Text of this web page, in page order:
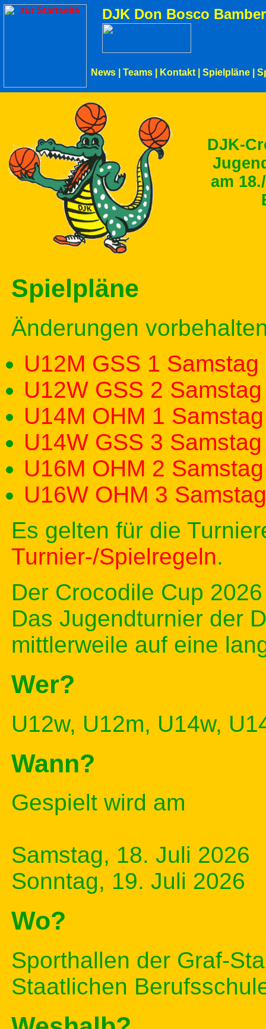
DJK Don Bosco
News Teams Kontakt Spielpläne
DJK-
am
Spielpläne
Änderungen
U12M GSS 1
U12W GSS 2
U14M OHM 1
U14W GSS 3
U16M OHM 2
U16W OHM 3 Samstag
Es gelten für die
Turnier-/Spielregeln.
Der Crocodile Cup
Das Jugendturnier der
mittlerweile auf eine
Wer?
U12w, U12m, U14w,
Wann?
Gespielt wird am
Samstag, 18. Juli 2026
Sonntag, 19. Juli 2026
Wo?
Sporthallen der Graf-
Staatlichen